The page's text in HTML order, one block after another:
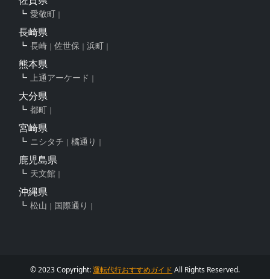
愛敬町
長崎県
長崎 佐世保 浜町
熊本県
上通アーケード
大分県
都町
宮崎県
ニシタチ 橘通り
鹿児島県
天文館
沖縄県
松山 国際通り
© 2023 Copyright:運転代行おすすめガイド All Rights Reserved.